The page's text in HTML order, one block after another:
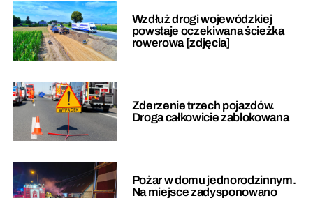
Wzdłuż drogi wojewódzkiej
powstaje oczekiwana ścieżka
rowerowa [zdjęcia]
Zderzenie trzech pojazdów.
Droga całkowicie zablokowana
Pożar w domu jednorodzinnym.
Na miejsce zadysponowano